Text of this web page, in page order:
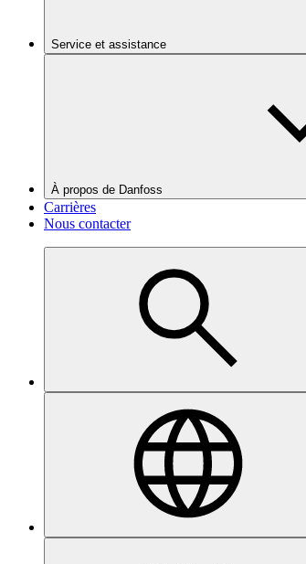
Service et assistance
À propos de Danfoss
Carrières
Nous contacter